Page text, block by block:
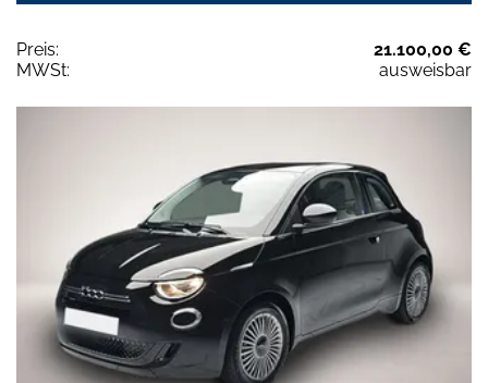
Preis:
21.100,00 €
MWSt:
ausweisbar